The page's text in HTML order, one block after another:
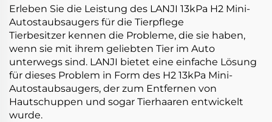
Erleben Sie die Leistung des LANJI 13kPa H2 Mini-
Autostaubsaugers für die Tierpflege
Tierbesitzer kennen die Probleme, die sie haben,
wenn sie mit ihrem geliebten Tier im Auto
unterwegs sind. LANJI bietet eine einfache Lösung
für dieses Problem in Form des H2 13kPa Mini-
Autostaubsaugers, der zum Entfernen von
Hautschuppen und sogar Tierhaaren entwickelt
wurde.